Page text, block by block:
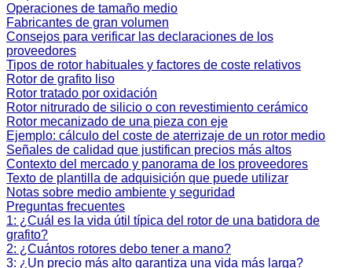
Operaciones de tamaño medio
Fabricantes de gran volumen
Consejos para verificar las declaraciones de los
proveedores
Tipos de rotor habituales y factores de coste relativos
Rotor de grafito liso
Rotor tratado por oxidación
Rotor nitrurado de silicio o con revestimiento cerámico
Rotor mecanizado de una pieza con eje
Ejemplo: cálculo del coste de aterrizaje de un rotor medio
Señales de calidad que justifican precios más altos
Contexto del mercado y panorama de los proveedores
Texto de plantilla de adquisición que puede utilizar
Notas sobre medio ambiente y seguridad
Preguntas frecuentes
1: ¿Cuál es la vida útil típica del rotor de una batidora de
grafito?
2: ¿Cuántos rotores debo tener a mano?
3: ¿Un precio más alto garantiza una vida más larga?